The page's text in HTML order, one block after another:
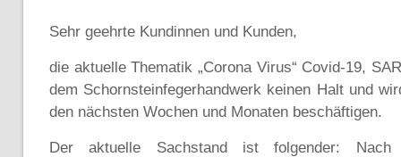
Sehr geehrte Kundinnen und Kunden,
die aktuelle Thematik „Corona Virus“ Covid-19,
dem Schornsteinfegerhandwerk keinen Halt und
den nächsten Wochen und Monaten beschäftigen.
Der aktuelle Sachstand ist folgender: Nach